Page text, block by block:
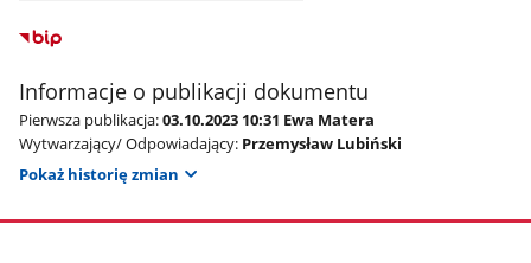
Informacje o publikacji dokumentu
Pierwsza publikacja:03.10.2023 10:31 Ewa Matera
Wytwarzający/ Odpowiadający: Przemysław Lubiński
Pokaż historię zmian